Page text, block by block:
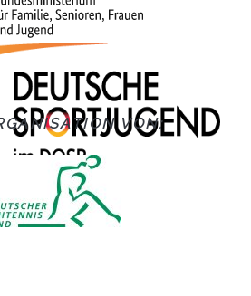
VON: